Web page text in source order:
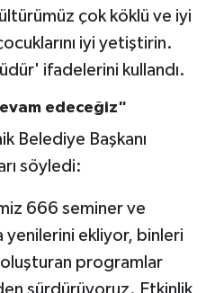
çok köklü ve iyi
iyi yetiştirin.
ifadelerini kullandı.
edeceğiz"
Belediye Başkanı
söyledi:
666 seminer ve
yenilerini ekliyor, binleri
oluşturan programlar
sürdürüyoruz. Etkinlik